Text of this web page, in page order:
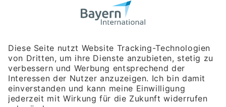
Bayerische Gesellschaft für Internationale
Rosenheimer Str. 143C
81671 München
Tel:+49 180 5949260
(Festnetz 14 ct/min, Mobil max. 42 ct/min)